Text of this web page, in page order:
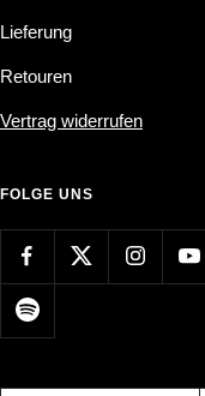
Lieferung
Retouren
Vertrag widerrufen
FOLGE UNS